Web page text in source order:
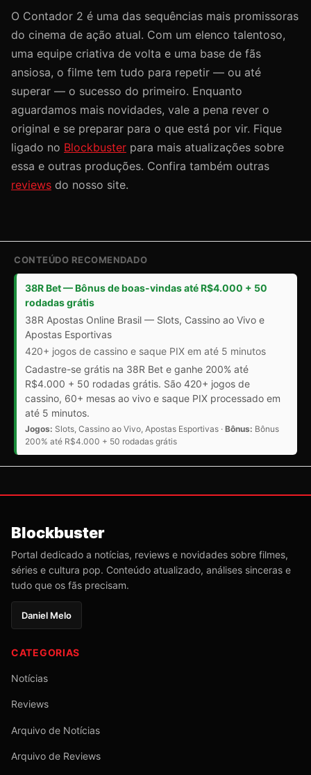
O Contador 2 é uma das sequências mais promissoras
do cinema de ação atual. Com um elenco talentoso,
uma equipe criativa de volta e uma base de fãs
ansiosa, o filme tem tudo para repetir — ou até
superar — o sucesso do primeiro. Enquanto
aguardamos mais novidades, vale a pena rever o
original e se preparar para o que está por vir. Fique
ligado no Blockbuster para mais atualizações sobre
essa e outras produções. Confira também outras
reviews do nosso site.
CONTEÚDO RECOMENDADO
38R Bet — Bônus de boas-vindas até R$4.000 + 50
rodadas grátis
38R Apostas Online Brasil — Slots, Cassino ao Vivo e
Apostas Esportivas
420+ jogos de cassino e saque PIX em até 5 minutos
Cadastre-se grátis na 38R Bet e ganhe 200% até
R$4.000 + 50 rodadas grátis. São 420+ jogos de
cassino, 60+ mesas ao vivo e saque PIX processado em
até 5 minutos.
Jogos: Slots, Cassino ao Vivo, Apostas Esportivas · Bônus: Bônus
200% até R$4.000 + 50 rodadas grátis
Blockbuster
Portal dedicado a notícias, reviews e novidades sobre filmes,
séries e cultura pop. Conteúdo atualizado, análises sinceras e
tudo que os fãs precisam.
Daniel Melo
CATEGORIAS
Notícias
Reviews
Arquivo de Notícias
Arquivo de Reviews